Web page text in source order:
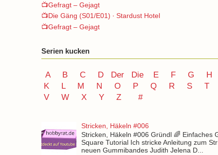
📺Gefragt – Gejagt
📺Die Gäng (S01/E01) ∙ Stardust Hotel
📺Gefragt – Gejagt
Serien kucken
A B C D Der Die E F G
H
K
L M N O P Q R S
T
V
W X Y Z #
Stricken, Häkeln #006
Stricken, Häkeln #006 Gründl 🌈 Einfaches
Square Tutorial Ich stricke Anleitung zum
neuen Gummibandes Judith Jelena D...